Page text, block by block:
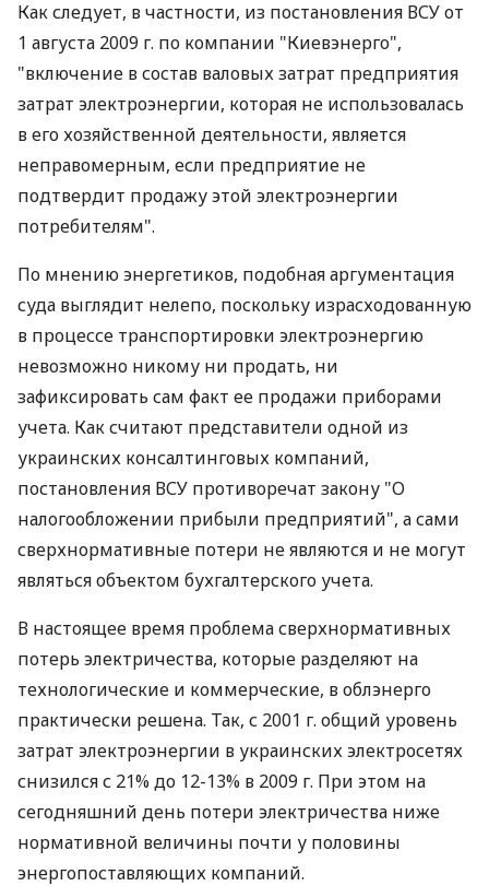
Как следует, в частности, из постановления ВСУ от
1 августа 2009 г. по компании "Киевэнерго",
"включение в состав валовых затрат предприятия
затрат электроэнергии, которая не использовалась
в его хозяйственной деятельности, является
неправомерным, если предприятие не
подтвердит продажу этой электроэнергии
потребителям".
По мнению энергетиков, подобная аргументация
суда выглядит нелепо, поскольку израсходованную
в процессе транспортировки электроэнергию
невозможно никому ни продать, ни
зафиксировать сам факт ее продажи приборами
учета. Как считают представители одной из
украинских консалтинговых компаний,
постановления ВСУ противоречат закону "О
налогообложении прибыли предприятий", а сами
сверхнормативные потери не являются и не могут
являться объектом бухгалтерского учета.
В настоящее время проблема сверхнормативных
потерь электричества, которые разделяют на
технологические и коммерческие, в облэнерго
практически решена. Так, с 2001 г. общий уровень
затрат электроэнергии в украинских электросетях
снизился с 21% до 12-13% в 2009 г. При этом на
сегодняшний день потери электричества ниже
нормативной величины почти у половины
энергопоставляющих компаний.